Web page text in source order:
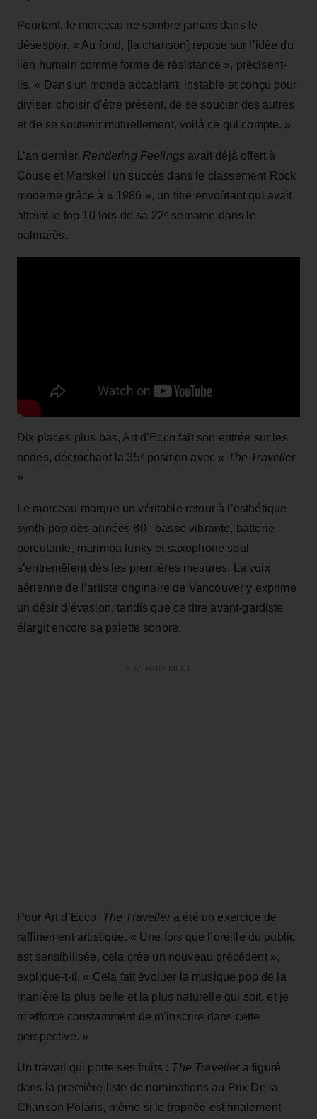
Pourtant, le morceau ne sombre jamais dans le
désespoir. « Au fond, [la chanson] repose sur l’idée du
lien humain comme forme de résistance », précisent-
ils. « Dans un monde accablant, instable et conçu pour
diviser, choisir d’être présent, de se soucier des autres
et de se soutenir mutuellement, voilà ce qui compte. »
L’an dernier, Rendering Feelings avait déjà offert à
Couse et Marskell un succès dans le classement Rock
moderne grâce à « 1986 », un titre envoûtant qui avait
atteint le top 10 lors de sa 22ᵉ semaine dans le
palmarès.
Dix places plus bas, Art d’Ecco fait son entrée sur les
ondes, décrochant la 35ᵉ position avec « The Traveller
».
Le morceau marque un véritable retour à l’esthétique
synth‑pop des années 80 : basse vibrante, batterie
percutante, marimba funky et saxophone soul
s’entremêlent dès les premières mesures. La voix
aérienne de l’artiste originaire de Vancouver y exprime
un désir d’évasion, tandis que ce titre avant‑gardiste
élargit encore sa palette sonore.
Pour Art d’Ecco, The Travellera été un exercice de
raffinement artistique. « Une fois que l’oreille du public
est sensibilisée, cela crée un nouveau précédent »,
explique‑t‑il. « Cela fait évoluer la musique pop de la
manière la plus belle et la plus naturelle qui soit, et je
m’efforce constamment de m’inscrire dans cette
perspective. »
Un travail qui porte ses fruits : The Travellera figuré
dans la première liste de nominations au Prix De la
Chanson Polaris, même si le trophée est finalement